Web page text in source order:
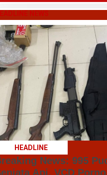
NEWS
HEADLINE
News: 995
Api, VCD